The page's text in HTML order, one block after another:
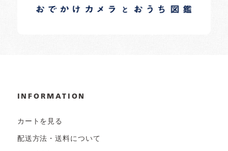
日常の様子など随時更新中です。
INFORMATION
カートを見る
配送方法・送料について